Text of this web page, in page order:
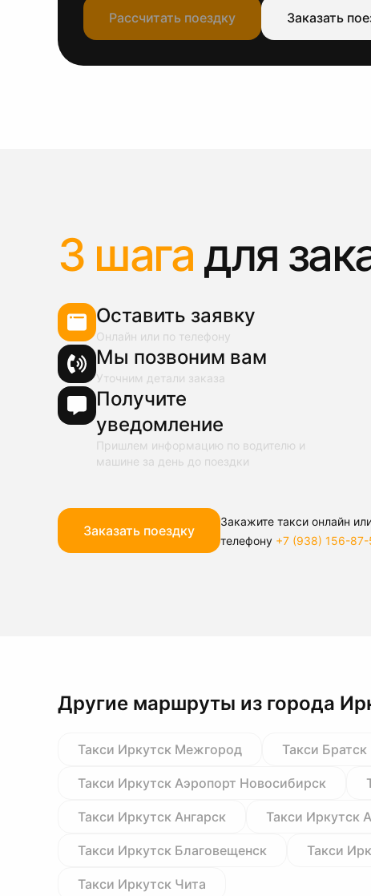
Рассчитать поездку Заказать
3 шага для
Оставить заявку
Онлайн или по телефону
Мы позвоним вам
Уточним детали заказа
Получите
уведомление
Пришлем информацию по водителю и
машине за день до поездки
Заказать поездку
Закажите такси онлайн
телефону +7 (938) 156-87-
Другие маршруты из города
Такси Иркутск Межгород Такси
Такси Иркутск Аэропорт Новосибирск
Такси Иркутск Ангарск Такси Иркутск
Такси Иркутск Благовещенск Такси
Такси Иркутск Чита